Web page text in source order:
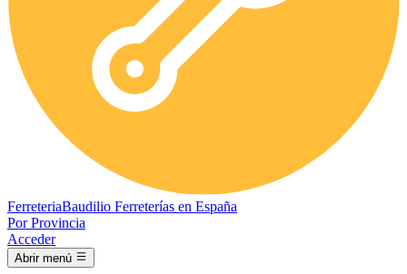
FerreteriaBaudilio Ferreterías en España
Por Provincia
Acceder
Abrir menú